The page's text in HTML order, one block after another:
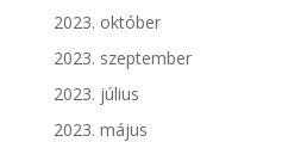
2023. október
2023. szeptember
2023. július
2023. május